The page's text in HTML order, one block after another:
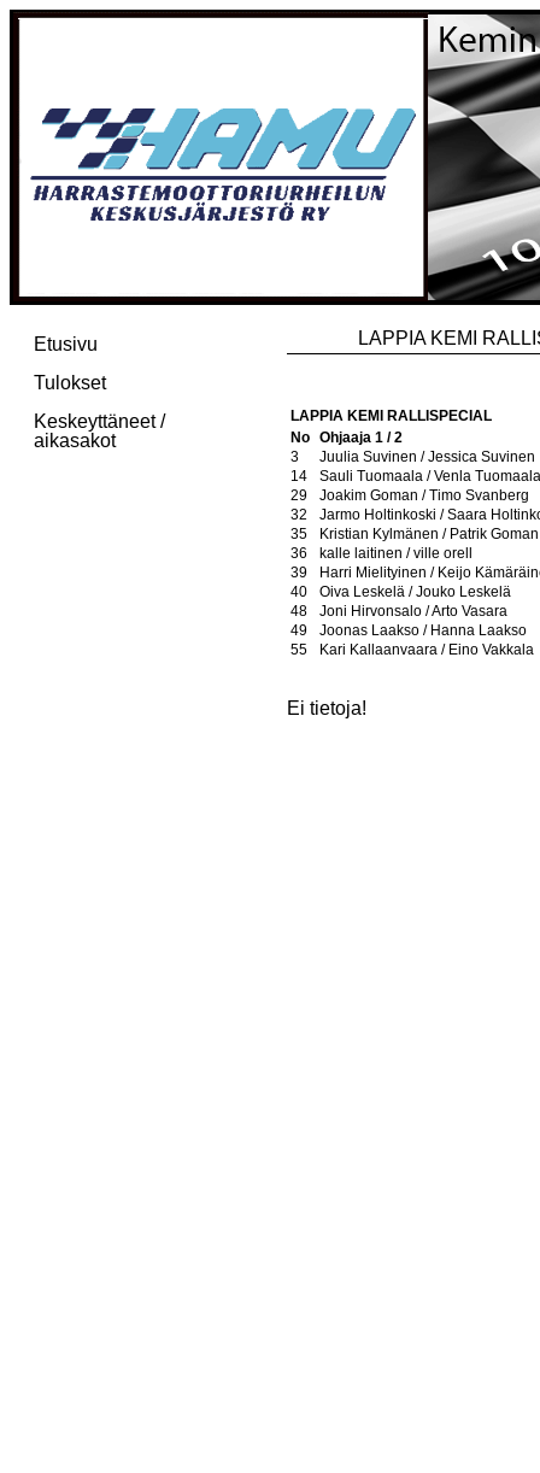
Etusivu
Tulokset
Keskeyttäneet /
aikasakot
LAPPIA KEMI
LAPPIA KEMI RALLISPECIAL
No Ohjaaja 1 / 2
3
Juulia Suvinen / Jessica Suvinen
14
Sauli Tuomaala / Venla Tuomaala
29
Joakim Goman / Timo Svanberg
32
Jarmo Holtinkoski / Saara
35
Kristian Kylmänen / Patrik Goman
36
kalle laitinen / ville orell
39
Harri Mielityinen / Keijo
40
Oiva Leskelä / Jouko Leskelä
48
Joni Hirvonsalo / Arto Vasara
49
Joonas Laakso / Hanna Laakso
55
Kari Kallaanvaara / Eino Vakkala
Ei tietoja!